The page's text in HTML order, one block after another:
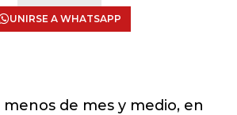
UNIRSE A WHATSAPP
de mes y medio, en